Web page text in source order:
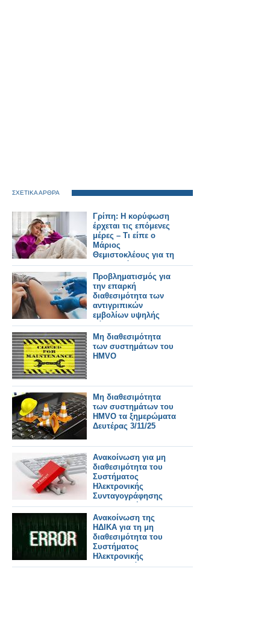
ΣΧΕΤΙΚΑ ΑΡΘΡΑ
Γρίπη: Η κορύφωση
έρχεται τις επόμενες
μέρες – Τι είπε o
Μάριος
Θεμιστοκλέους για τη
διαθεσιμότητα των
εμβολίων και τις
ελλείψεις φαρμάκων
Προβληματισμός για
την επαρκή
διαθεσιμότητα των
αντιγριπικών
εμβολίων υψηλής
δόσης
Μη διαθεσιμότητα
των συστημάτων του
HMVO
Μη διαθεσιμότητα
των συστημάτων του
HMVO τα ξημερώματα
Δευτέρας 3/11/25
Ανακοίνωση για μη
διαθεσιμότητα του
Συστήματος
Ηλεκτρονικής
Συνταγογράφησης
την Κυριακή 22/6/2025
από 8:00 έως 11:00
Ανακοίνωση της
ΗΔΙΚΑ για τη μη
διαθεσιμότητα του
Συστήματος
Ηλεκτρονικής
Συνταγογράφησης